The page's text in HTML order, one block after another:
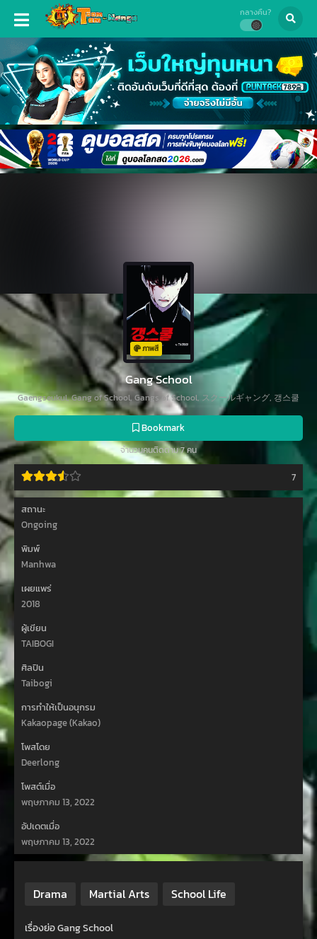
กลางคืน?
ภาพสี
Gang School
Gaengseukul, Gang of School, Gangs of School, スクールギャング, 갱스쿨
Bookmark
จำนวนคนติดตาม 7 คน
7
สถานะ
Ongoing
พิมพ์
Manhwa
เผยแพร่
2018
ผู้เขียน
TAIBOGI
ศิลปิน
Taibogi
การทำให้เป็นอนุกรม
Kakaopage (Kakao)
โพสโดย
Deerlong
โพสต์เมื่อ
พฤษภาคม 13, 2022
อัปเดตเมื่อ
พฤษภาคม 13, 2022
Drama Martial Arts School Life
เรื่องย่อ Gang School